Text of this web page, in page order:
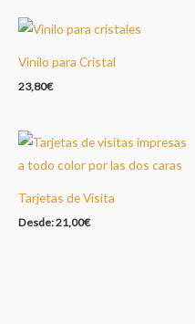
Vinilo para Cristal
23,80€
Tarjetas de Visita
Desde:21,00€